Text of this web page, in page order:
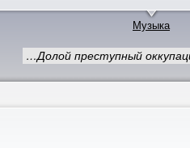
Музыка
…Долой преступный